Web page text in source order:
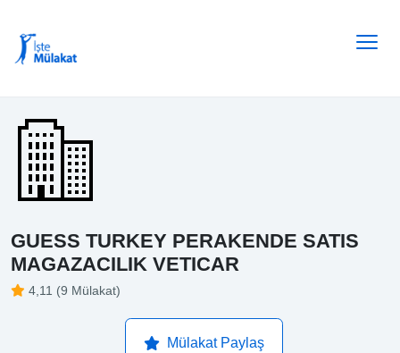
GUESS TURKEY PERAKENDE SATIS
MAGAZACILIK VETICAR
4,11 (9 Mülakat)
Mülakat Paylaş